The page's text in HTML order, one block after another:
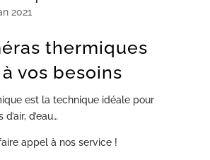
2021
thermiques
vos besoins
est la technique idéale pour
d’eau…
appel à nos service !